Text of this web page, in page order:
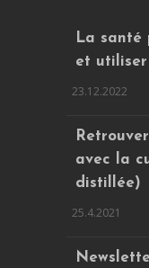
La santé
et utiliser
23.12.2022
avec la
distillée)
25.4.2021